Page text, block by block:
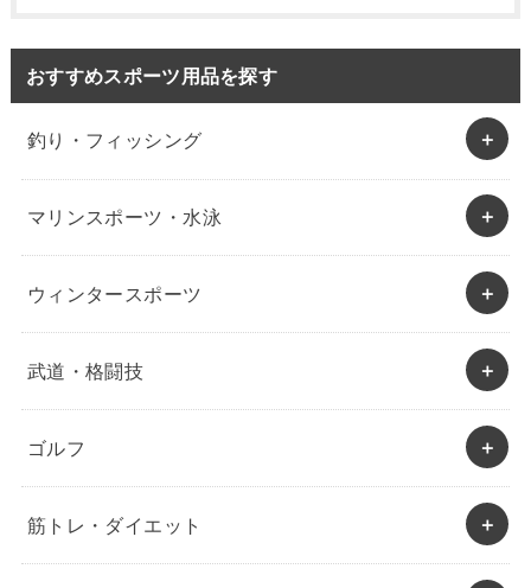
おすすめスポーツ用品を探す
釣り・フィッシング
マリンスポーツ・水泳
ウィンタースポーツ
武道・格闘技
ゴルフ
筋トレ・ダイエット